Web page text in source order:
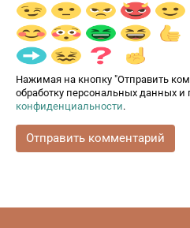
Нажимая на кнопку "Отправить
обработку персональных данных
конфиденциальности.